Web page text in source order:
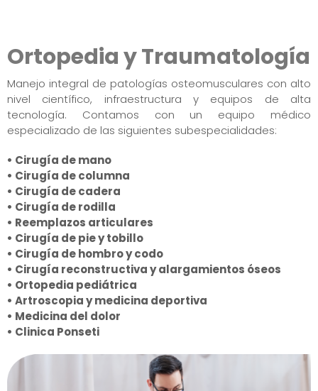
Ortopedia y Traumatología
Manejo integral de patologías osteomusculares con alto
nivel científico, infraestructura y equipos de alta
tecnología. Contamos con un equipo médico
especializado de las siguientes subespecialidades:
• Cirugía de mano
• Cirugía de columna
• Cirugía de cadera
• Cirugía de rodilla
• Reemplazos articulares
• Cirugía de pie y tobillo
• Cirugía de hombro y codo
• Cirugía reconstructiva y alargamientos óseos
• Ortopedia pediátrica
• Artroscopia y medicina deportiva
• Medicina del dolor
• Clinica Ponseti